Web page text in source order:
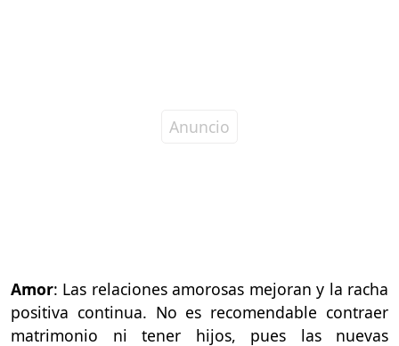
Amor: Las relaciones amorosas mejoran y la racha
positiva continua. No es recomendable contraer
matrimonio ni tener hijos, pues las nuevas